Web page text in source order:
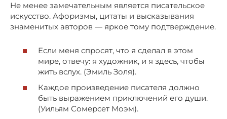
Не менее замечательным является писательское
искусство. Афоризмы, цитаты и высказывания
знаменитых авторов — яркое тому подтверждение.
Если меня спросят, что я сделал в этом
мире, отвечу: я художник, и я здесь, чтобы
жить вслух. (Эмиль Золя).
Каждое произведение писателя должно
быть выражением приключений его души.
(Уильям Сомерсет Моэм).